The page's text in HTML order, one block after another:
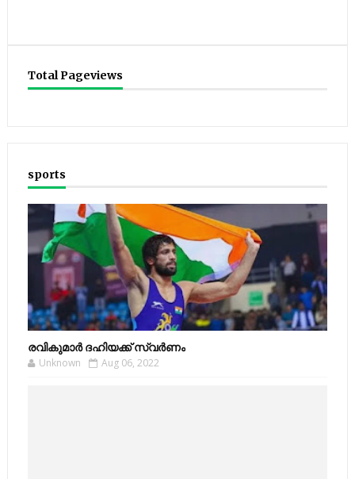
Total Pageviews
sports
രവികുമാര്‍ ദഹിയക്ക് സ്വര്‍ണം
Unknown Aug 06, 2022